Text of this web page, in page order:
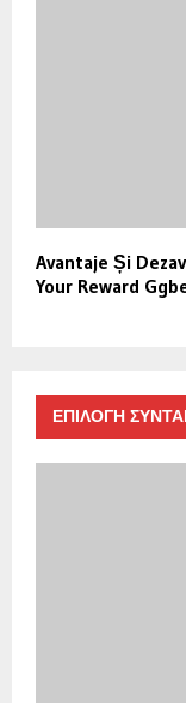
Avantaje Și
Your Reward
ΕΠΙΛΟΓΗ